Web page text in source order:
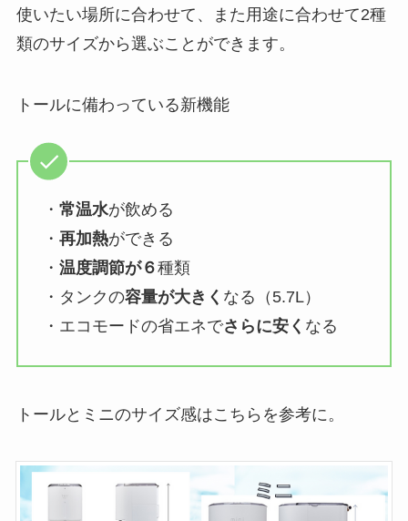
使いたい場所に合わせて、また用途に合わせて2種
類のサイズから選ぶことができます。
トールに備わっている新機能
・ 常温水が飲める
・ 再加熱ができる
・ 温度調節が６種類
・タンクの容量が大きく なる（5.7L）
・エコモードの省エネでさらに安く なる
トールとミニのサイズ感はこちらを参考に。